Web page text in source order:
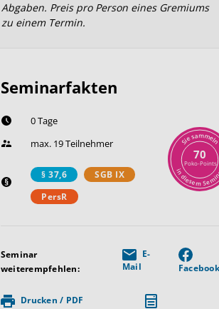
Abgaben. Preis pro Person eines Gremiums
zu einem Termin.
Seminarfakten
0 Tage
max. 19 Teilnehmer
§ 37,6
SGB IX
PersR
i
n
d
iesemSemi
S
iesammel
70
Poko-Points
Seminar
weiterempfehlen:
E-
Mail
Facebook
Drucken / PDF